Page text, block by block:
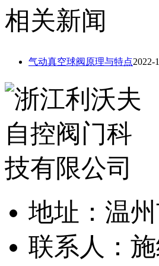
相关新闻
2022-
气动真空球阀原理与特点
地址：温
联系人：